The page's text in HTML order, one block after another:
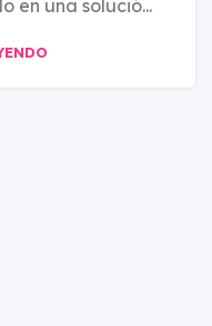
en una solució...